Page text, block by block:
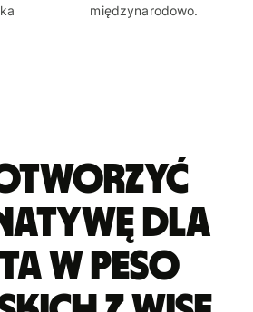
międzynarodowo.
dla
w peso